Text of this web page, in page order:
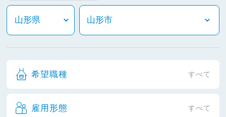
希望職種 すべて
雇用形態 すべて